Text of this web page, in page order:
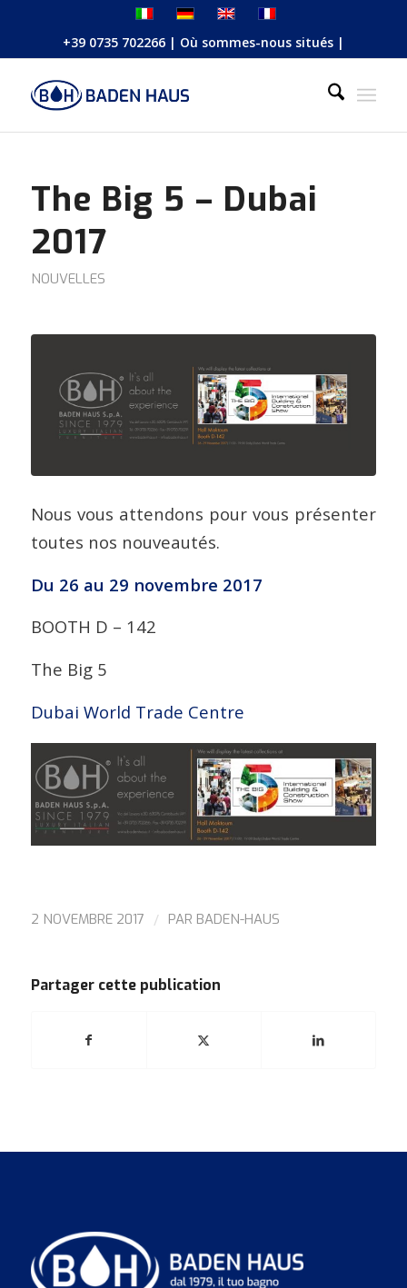
+39 0735 702266| Où sommes-nous situés|
The Big 5 – Dubai
2017
NOUVELLES
Nous vous attendons pour vous présenter
toutes nos nouveautés.
Du 26 au 29 novembre 2017
BOOTH D – 142
The Big 5
Dubai World Trade Centre
2 NOVEMBRE 2017 / PAR BADEN-HAUS
Partager cette publication